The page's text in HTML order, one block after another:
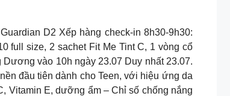
D2 Xếp hàng check-in 8h30-9h30:
full size, 2 sachet Fit Me Tint C, 1 vòng cổ
Dương vào 10h ngày 23.07 Duy nhất 23.07.
đầu tiên dành cho Teen, với hiệu ứng da
Vitamin E, dưỡng ẩm – Chỉ số chống nắng